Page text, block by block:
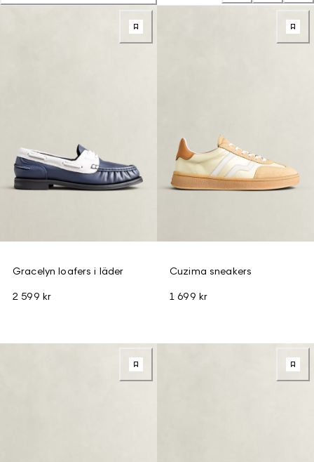
Gracelyn loafers i läder
2 599 kr
Cuzima sneakers
1 699 kr